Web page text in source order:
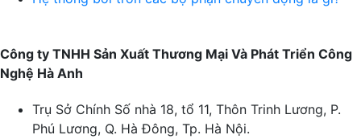
Công ty TNHH Sản Xuất Thương Mại Và Phát Triển Công
Nghệ Hà Anh
Trụ Sở Chính Số nhà 18, tổ 11, Thôn Trinh Lương, P.
Phú Lương, Q. Hà Đông, Tp. Hà Nội.